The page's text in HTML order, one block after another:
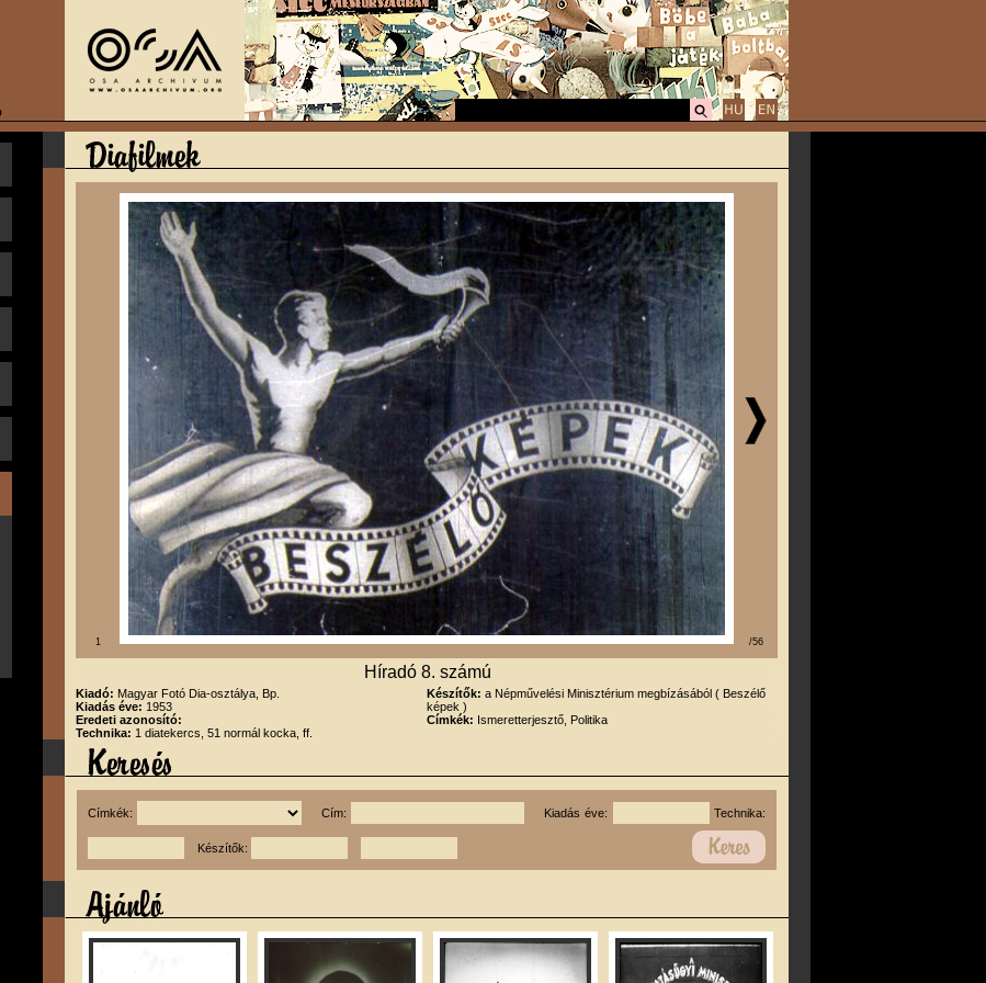
1 /56
Híradó 8. számú
Kiadó: Magyar Fotó Dia-osztálya, Bp.
Kiadás éve: 1953
Eredeti azonosító:
Technika: 1 diatekercs, 51 normál kocka, ff.
Készítők: a Népművelési Minisztérium megbízásából ( Beszélő
képek )
Címkék: Ismeretterjesztő, Politika
Címkék: Cím: Kiadás éve: Technika:
Készítők: